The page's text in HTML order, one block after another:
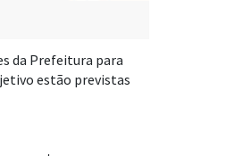
da Prefeitura para
estão previstas